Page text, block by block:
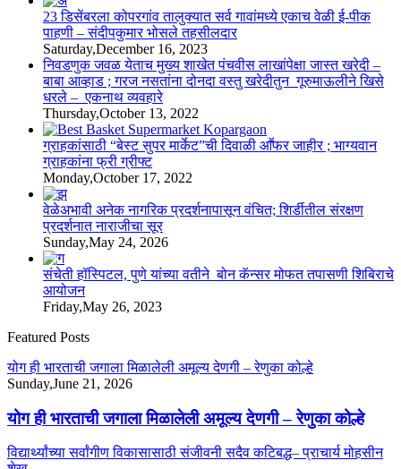
23 डिसेंबरला कोपरगांव तालुक्‍यात सर्व गावांमध्ये एकाच वेळी ई-पीक
पाहणी – संदीपकुमार भोसले तहसीलदार
Saturday,December 16, 2023
निवडणुक जवळ येताच मुख्य शाखेत पंचवीस लाखांपेक्षा जास्त खरेदी –
बाबा आव्हाड ; गरज नसतांना दोनदा वस्तु खरेदीतुन गूरुमाऊलीने खिसे
धरले – एकनाथ व्यवहारे
Thursday,October 13, 2022
ग्राहकांसाठी “बेस्ट सुपर मार्केट”ची दिवाळी आॕफर जाहीर ; भाग्यवान
ग्राहकांना फ्री ग्रीफ्ट
Monday,October 17, 2022
वेळेअभावी अनेक नागरिक प्रदर्शनापासून वंचित; शिर्डीतील संरक्षण
प्रदर्शनात नाराजीचा सूर
Sunday,May 24, 2026
संचेती हॉस्पिटल, पुणे यांच्या वतीने बोन कॅन्सर मोफत तपासणी शिबिराचे
आयोजन
Friday,May 26, 2023
Featured Posts
योग ही भारताची जगाला मिळालेली अमूल्य देणगी – रेणुका कोल्हे
Sunday,June 21, 2026
योग ही भारताची जगाला मिळालेली अमूल्य देणगी – रेणुका कोल्हे
विद्यार्थ्यांच्या सर्वांगीण विकासासाठी संजीवनी सदैव कटिबद्ध– प्राचार्य मोहसीन